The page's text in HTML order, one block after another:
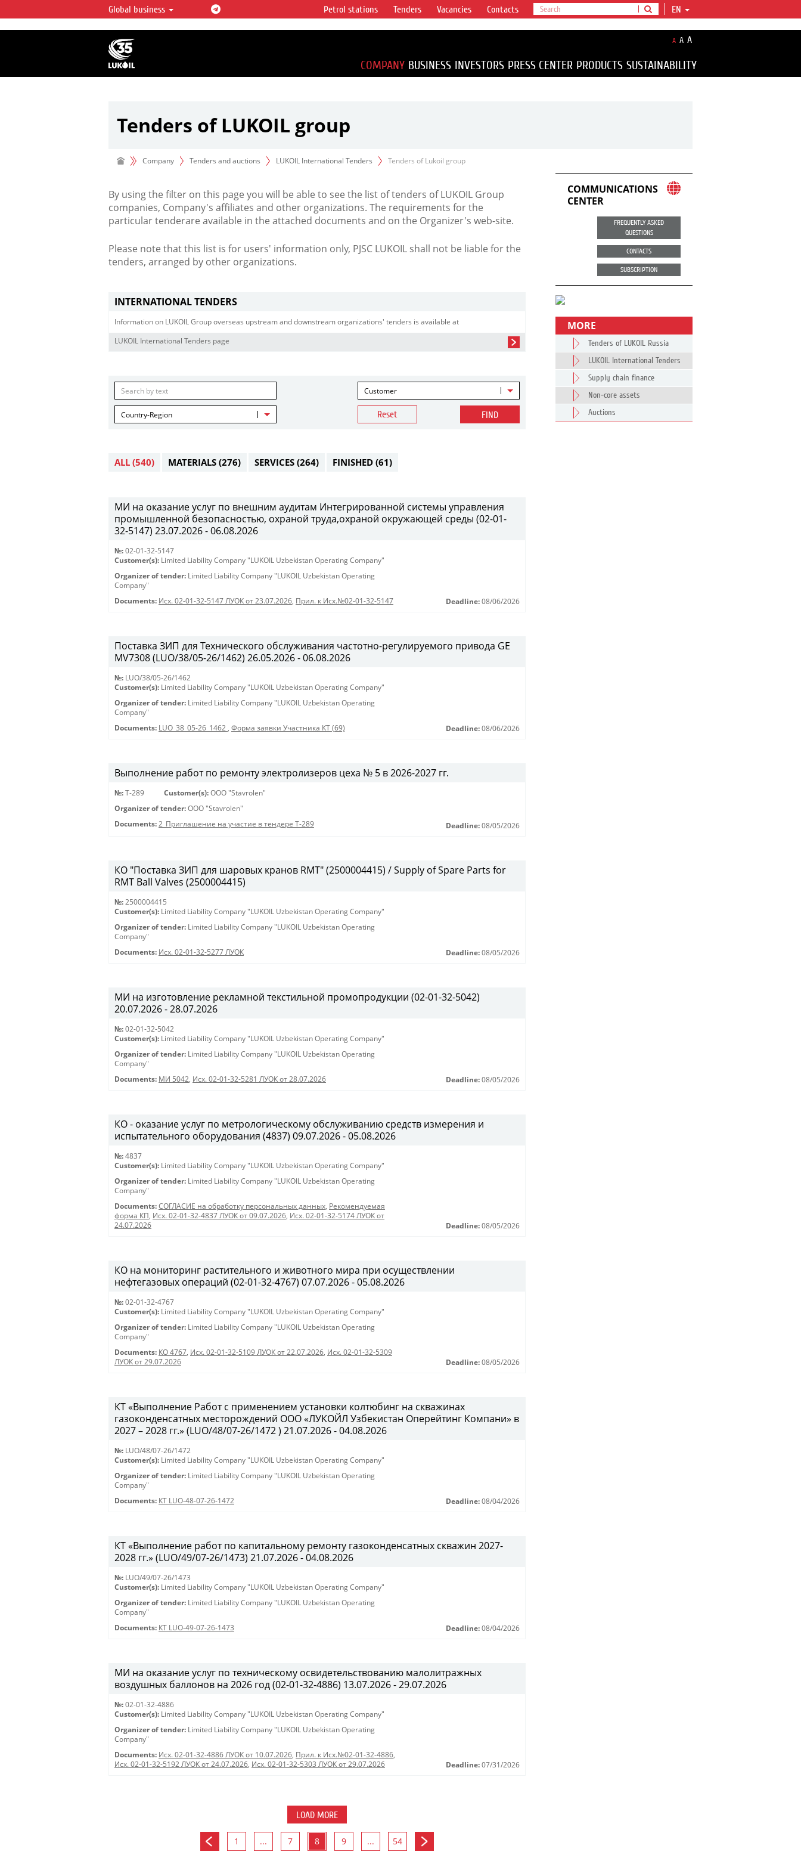
LUKOIL OVERVIEW
LUKOIL is one of the largest oil & gas vertical
integrated companies in the world accounting for
over 2% of crude production and circa 1% of proved
hydrocarbon reserves globally.
Global business EN
Petrol stations Tenders Vacancies Contacts
A A A
COMPANY BUSINESS INVESTORS PRESS CENTER PRODUCTS SUSTAINABILITY
Tenders of LUKOIL group
Company Tenders and auctions LUKOIL International Tenders Tenders of Lukoil group
By using the filter on this page you will be able to see the list of tenders of LUKOIL Group
companies, Company's affiliates and other organizations. The requirements for the
particular tenderare available in the attached documents and on the Organizer's web-site.
Please note that this list is for users' information only, PJSC LUKOIL shall not be liable for the
tenders, arranged by other organizations.
INTERNATIONAL TENDERS
Information on LUKOIL Group overseas upstream and downstream organizations' tenders is available at
LUKOIL International Tenders page
Customer
Country-Region Reset FIND
ALL (540) MATERIALS (276) SERVICES (264) FINISHED (61)
МИ на оказание услуг по внешним аудитам Интегрированной системы управления
промышленной безопасностью, охраной труда,охраной окружающей среды (02-01-
32-5147) 23.07.2026 - 06.08.2026
№: 02-01-32-5147
Customer(s): Limited Liability Company "LUKOIL Uzbekistan Operating Company"
Organizer of tender: Limited Liability Company "LUKOIL Uzbekistan Operating
Company"
Documents: Исх. 02-01-32-5147 ЛУОК от 23.07.2026, Прил. к Исх.№02-01-32-5147 Deadline: 08/06/2026
Поставка ЗИП для Технического обслуживания частотно-регулируемого привода GE
MV7308 (LUO/38/05-26/1462) 26.05.2026 - 06.08.2026
№: LUO/38/05-26/1462
Customer(s): Limited Liability Company "LUKOIL Uzbekistan Operating Company"
Organizer of tender: Limited Liability Company "LUKOIL Uzbekistan Operating
Company"
Documents: LUO_38_05-26_1462 , Форма заявки Участника КТ (69) Deadline: 08/06/2026
Выполнение работ по ремонту электролизеров цеха № 5 в 2026-2027 гг.
№: Т-289 Customer(s): OOO "Stavrolen"
Organizer of tender: OOO "Stavrolen"
Documents: 2_Приглашение на участие в тендере Т-289 Deadline: 08/05/2026
КО "Поставка ЗИП для шаровых кранов RMT" (2500004415) / Supply of Spare Parts for
RMT Ball Valves (2500004415)
№: 2500004415
Customer(s): Limited Liability Company "LUKOIL Uzbekistan Operating Company"
Organizer of tender: Limited Liability Company "LUKOIL Uzbekistan Operating
Company"
Documents: Исх. 02-01-32-5277 ЛУОК Deadline: 08/05/2026
МИ на изготовление рекламной текстильной промопродукции (02-01-32-5042)
20.07.2026 - 28.07.2026
№: 02-01-32-5042
Customer(s): Limited Liability Company "LUKOIL Uzbekistan Operating Company"
Organizer of tender: Limited Liability Company "LUKOIL Uzbekistan Operating
Company"
Documents: МИ 5042, Исх. 02-01-32-5281 ЛУОК от 28.07.2026 Deadline: 08/05/2026
КО - оказание услуг по метрологическому обслуживанию средств измерения и
испытательного оборудования (4837) 09.07.2026 - 05.08.2026
№: 4837
Customer(s): Limited Liability Company "LUKOIL Uzbekistan Operating Company"
Organizer of tender: Limited Liability Company "LUKOIL Uzbekistan Operating
Company"
Documents: СОГЛАСИЕ на обработку персональных данных, Рекомендуемая
форма КП, Исх. 02-01-32-4837 ЛУОК от 09.07.2026, Исх. 02-01-32-5174 ЛУОК от
24.07.2026
Deadline: 08/05/2026
КО на мониторинг растительного и животного мира при осуществлении
нефтегазовых операций (02-01-32-4767) 07.07.2026 - 05.08.2026
№: 02-01-32-4767
Customer(s): Limited Liability Company "LUKOIL Uzbekistan Operating Company"
Organizer of tender: Limited Liability Company "LUKOIL Uzbekistan Operating
Company"
Documents: КО 4767, Исх. 02-01-32-5109 ЛУОК от 22.07.2026, Исх. 02-01-32-5309
ЛУОК от 29.07.2026
Deadline: 08/05/2026
КТ «Выполнение Работ с применением установки колтюбинг на скважинах
газоконденсатных месторождений ООО «ЛУКОЙЛ Узбекистан Оперейтинг Компани» в
2027 – 2028 гг.» (LUO/48/07-26/1472 ) 21.07.2026 - 04.08.2026
№: LUO/48/07-26/1472
Customer(s): Limited Liability Company "LUKOIL Uzbekistan Operating Company"
Organizer of tender: Limited Liability Company "LUKOIL Uzbekistan Operating
Company"
Documents: КТ LUO-48-07-26-1472 Deadline: 08/04/2026
КТ «Выполнение работ по капитальному ремонту газоконденсатных скважин 2027-
2028 гг.» (LUO/49/07-26/1473) 21.07.2026 - 04.08.2026
№: LUO/49/07-26/1473
Customer(s): Limited Liability Company "LUKOIL Uzbekistan Operating Company"
Organizer of tender: Limited Liability Company "LUKOIL Uzbekistan Operating
Company"
Documents: КТ LUO-49-07-26-1473 Deadline: 08/04/2026
МИ на оказание услуг по техническому освидетельствованию малолитражных
воздушных баллонов на 2026 год (02-01-32-4886) 13.07.2026 - 29.07.2026
№: 02-01-32-4886
Customer(s): Limited Liability Company "LUKOIL Uzbekistan Operating Company"
Organizer of tender: Limited Liability Company "LUKOIL Uzbekistan Operating
Company"
Documents: Исх. 02-01-32-4886 ЛУОК от 10.07.2026, Прил. к Исх.№02-01-32-4886,
Исх. 02-01-32-5192 ЛУОК от 24.07.2026, Исх. 02-01-32-5303 ЛУОК от 29.07.2026 Deadline: 07/31/2026
LOAD MORE
1 ... 7 8 9 ... 54
COMMUNICATIONS
CENTER
FREQUENTLY ASKED
QUESTIONS
CONTACTS
SUBSCRIPTION
MORE
Tenders of LUKOIL Russia
LUKOIL International Tenders
Supply chain finance
Non-core assets
Auctions